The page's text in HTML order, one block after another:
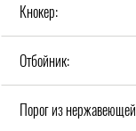
Кнокер:
Отбойник:
Порог из